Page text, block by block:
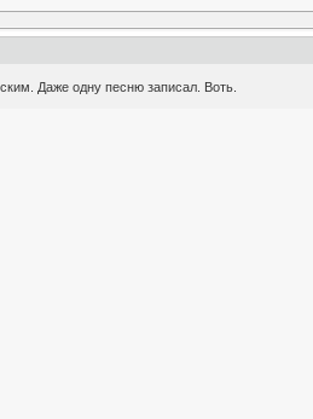
Даже одну песню записал. Воть.